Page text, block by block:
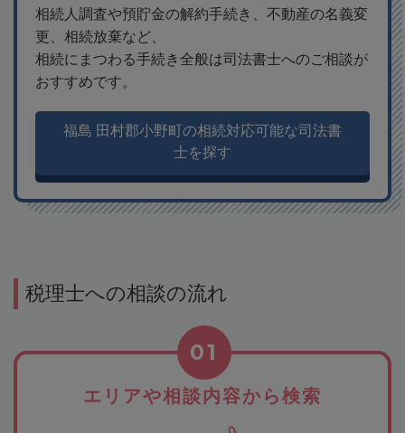
相続人調査や預貯金の解約手続き、不動産の名義変
更、相続放棄など、
相続にまつわる手続き全般は司法書士へのご相談が
おすすめです。
福島 田村郡小野町の相続対応可能な司法書
士を探す
税理士への相談の流れ
エリアや相談内容から検索
01